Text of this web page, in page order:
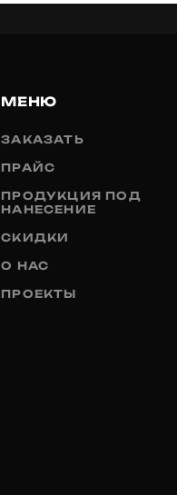
МЕНЮ
ЗАКАЗАТЬ
ПРАЙС
ПРОДУКЦИЯ ПОД
НАНЕСЕНИЕ
СКИДКИ
О НАС
ПРОЕКТЫ